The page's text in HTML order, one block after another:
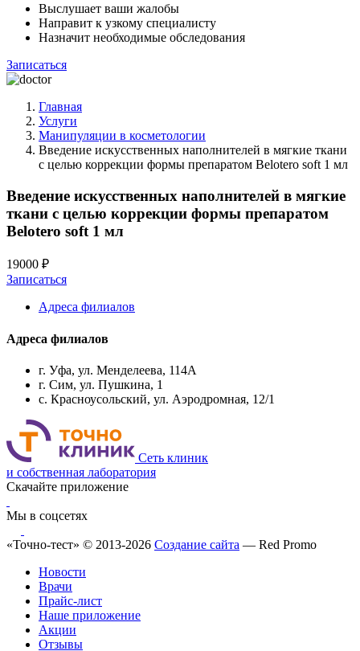
Выслушает ваши жалобы
Направит к узкому специалисту
Назначит необходимые обследования
Записаться
Главная
Услуги
Манипуляции в косметологии
Введение искусственных наполнителей в мягкие ткани
с целью коррекции формы препаратом Belotero soft 1 мл
Введение искусственных наполнителей в мягкие
ткани с целью коррекции формы препаратом
Belotero soft 1 мл
19000 ₽
Записаться
Адреса филиалов
Адреса филиалов
г. Уфа, ул. Менделеева, 114А
г. Сим, ул. Пушкина, 1
с. Красноусольский, ул. Аэродромная, 12/1
Сеть клиник
и собственная лаборатория
Скачайте приложение
Мы в соцсетях
«Точно-тест» © 2013-2026 Создание сайта — Red Promo
Новости
Врачи
Прайс-лист
Наше приложение
Акции
Отзывы